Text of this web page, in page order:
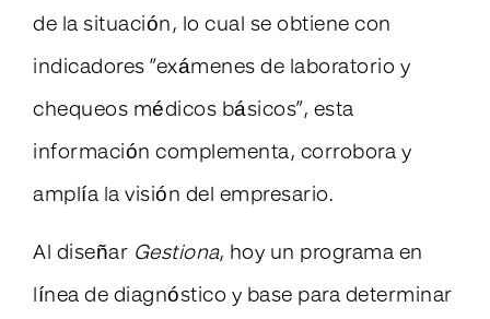
de la situación, lo cual se obtiene con
indicadores “exámenes de laboratorio y
chequeos médicos básicos”, esta
información complementa, corrobora y
amplía la visión del empresario.
Al diseñar Gestiona, hoy un programa en
línea de diagnóstico y base para determinar